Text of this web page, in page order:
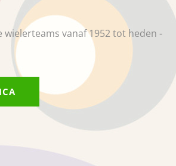
vanaf 1952 tot heden -